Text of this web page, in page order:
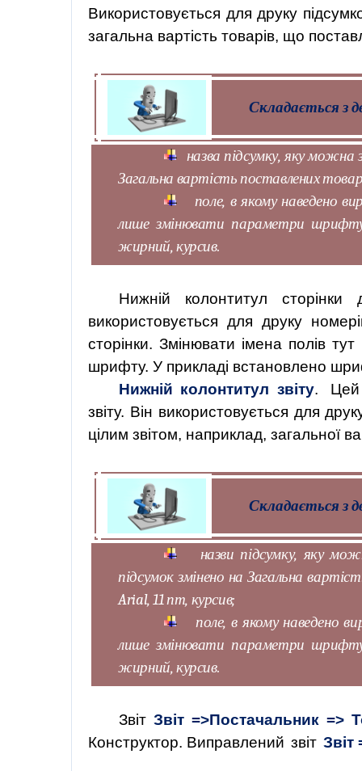
Використовується для друку
загальна вартість товарів, що
Складається з
назва підсумку, яку можна
Загальна вартість поставлених
поле, в якому наведено
лише змінювати параметри
жирний, курсив.
Нижній колонтитул сторінки
використовується для друку
сторінки. Змінювати імена полів
шрифту. У прикладі встановлено
Нижній колонтитул звіту.
Цей
звіту. Він використовується для
цілим звітом, наприклад, загальної
Складається з
назви підсумку, яку
підсумок змінено на Загальна
Arial, 11пт, курсив;
поле, в якому наведено
лише змінювати параметри
жирний, курсив.
Звіт Звіт =>Постачальник =>
Конструктор. Виправлений звіт Звіт